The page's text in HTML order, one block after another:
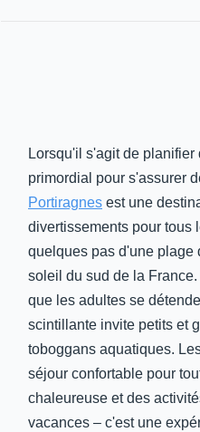
Lorsqu'il s'agit de
primordial pour s'assurer
Portiragnes est une
divertissements pour tous
quelques pas d'une plage
soleil du sud de la
que les adultes se
scintillante invite petits et
toboggans aquatiques.
séjour confortable pour
chaleureuse et des
vacances – c'est une